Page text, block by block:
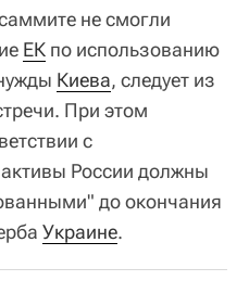
не смогли
ЕК по использованию
Киева, следует из
При этом
с
России должны
до окончания
Украине.